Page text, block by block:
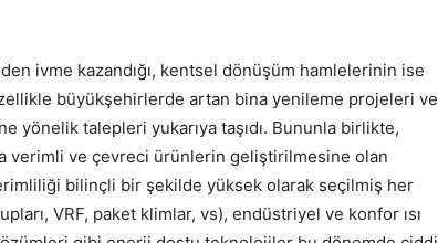
ivme kazandığı, kentsel dönüşüm hamlelerinin ise
büyükşehirlerde artan bina yenileme projeleri ve
yönelik talepleri yukarıya taşıdı. Bununla birlikte,
verimli ve çevreci ürünlerin geliştirilmesine olan
bilinçli bir şekilde yüksek olarak seçilmiş her
VRF, paket klimlar, vs), endüstriyel ve konfor ısı